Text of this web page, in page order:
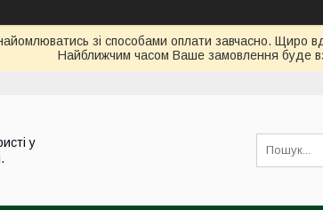
зі способами оплати завчасно. Щиро
Найближчим часом Ваше замовлення буде
у